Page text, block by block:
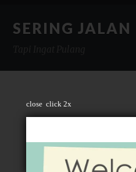
close click 2x
SERING JALAN